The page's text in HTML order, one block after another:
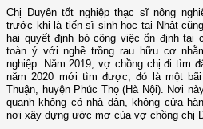
Chị Duyên tốt nghiệp thạc sĩ nông
trước khi là tiến sĩ sinh học tại Nhật
hai quyết định bỏ công việc ổn định tại
toàn ý với nghề trồng rau hữu cơ
nghiệp. Năm 2019, vợ chồng chị đi tìm
năm 2020 mới tìm được, đó là một
Thuận, huyện Phúc Thọ (Hà Nội). Nơi
quanh không có nhà dân, không cửa
nơi xây dựng ước mơ của vợ chồng chị